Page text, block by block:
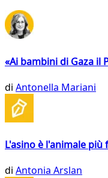
«Ai bambini di Gaza il
di Antonella Mariani
L'asino è l'animale
di Antonia Arslan